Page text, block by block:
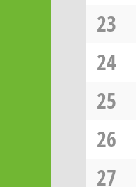
23
24
25
26
27